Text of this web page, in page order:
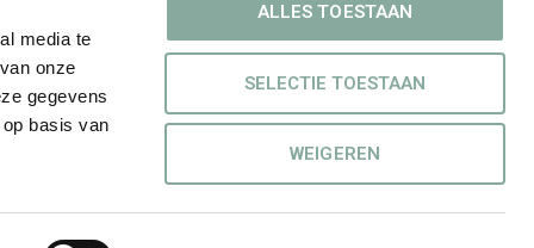
media te
onze
gegevens
basis van
ALLES TOESTAAN
SELECTIE TOESTAAN
WEIGEREN